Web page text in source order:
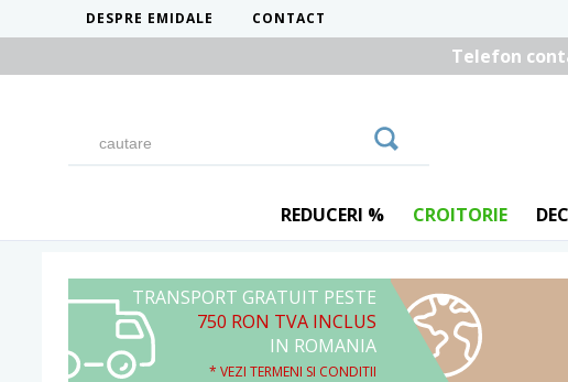
DESPRE EMIDALE CONTACT
Telefon
REDUCERI % CROITORIE
TRANSPORT GRATUIT PESTE
750 RON TVA INCLUS
IN ROMANIA
* VEZI TERMENI SI CONDITII